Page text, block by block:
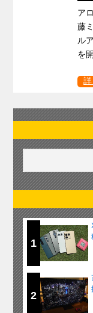
ア
藤
ル
を
1
2